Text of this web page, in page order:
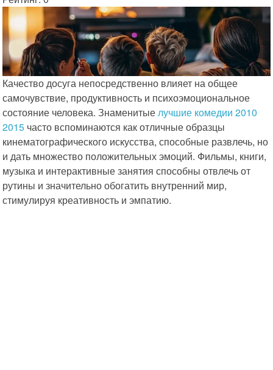
Качество досуга непосредственно влияет на общее
самочувствие, продуктивность и психоэмоциональное
состояние человека. Знаменитые лучшие комедии 2010
2015 часто вспоминаются как отличные образцы
кинематографического искусства, способные развлечь, но
и дать множество положительных эмоций. Фильмы, книги,
музыка и интерактивные занятия способны отвлечь от
рутины и значительно обогатить внутренний мир,
стимулируя креативность и эмпатию.